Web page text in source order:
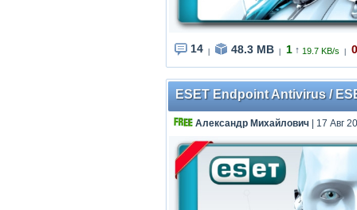
14 48.3 MB 1 ↑ 19.7 KB/s 0
ESET Endpoint Antivirus /
Александр Михайлович | 17 Авг